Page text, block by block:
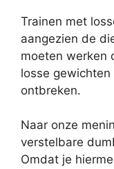
Trainen met
aangezien de
moeten werken
losse
ontbreken.
Naar onze
verstelbare
Omdat je